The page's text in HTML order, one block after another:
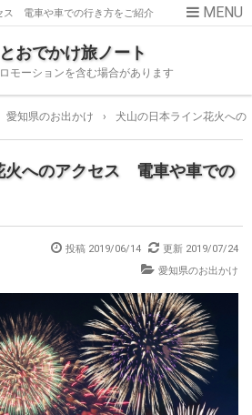
ス 電車や車での行き方をご紹介
おでかけ旅ノート
モーションを含む場合があります
愛知県のお出かけ › 犬山の日本ライン花火へ
火へのアクセス 電車や車での
投稿 2019/06/14 更新 2019/07/24
愛知県のお出かけ